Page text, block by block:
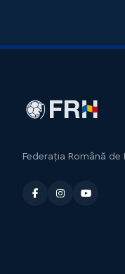
Federația Română de